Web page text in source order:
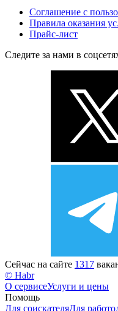
Соглашение с
Правила оказания
Прайс-лист
Следите за нами в
Сейчас на сайте 1317
© Habr
О сервисеУслуги и цены
Помощь
Для соискателяДля